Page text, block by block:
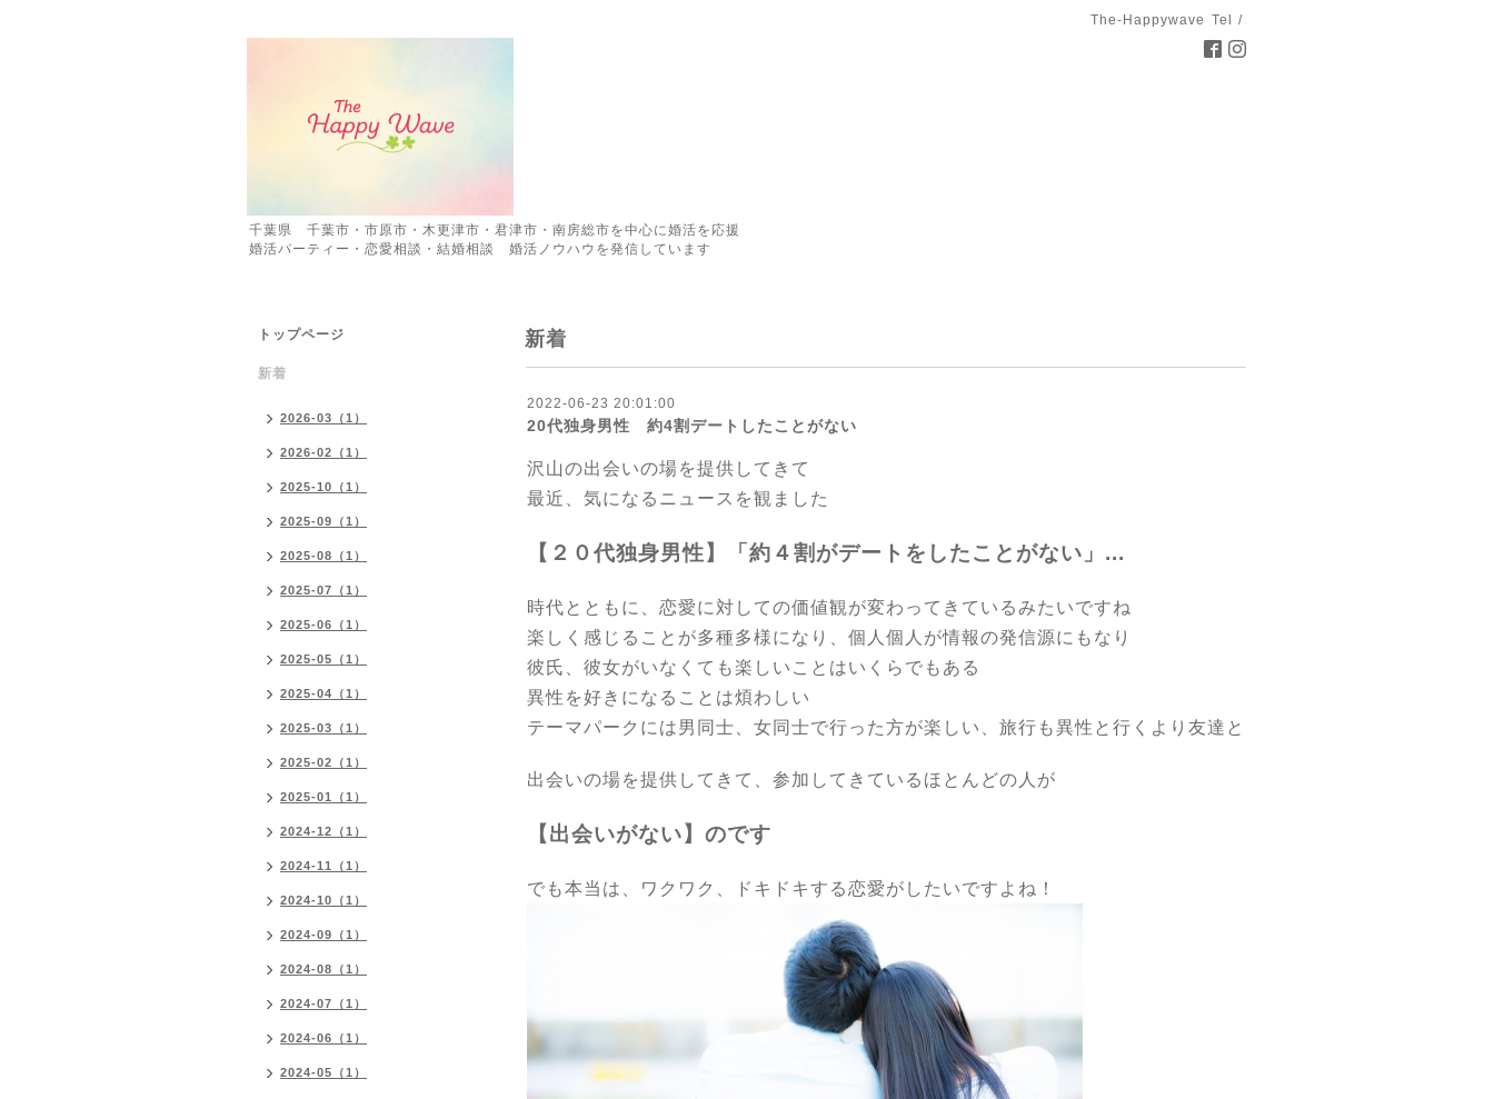
The-Happywave Tel /
千葉県 千葉市・市原市・木更津市・君津市・南房総市を中心に婚活を応援
婚活パーティー・恋愛相談・結婚相談 婚活ノウハウを発信しています
新着
2022-06-23 20:01:00
20代独身男性 約4割デートしたことがない
沢山の出会いの場を提供してきて
最近、気になるニュースを観ました
【２０代独身男性】「約４割がデートをしたことがない」...
時代とともに、恋愛に対しての価値観が変わってきているみたいですね
楽しく感じることが多種多様になり、個人個人が情報の発信源にもなり
彼氏、彼女がいなくても楽しいことはいくらでもある
異性を好きになることは煩わしい
テーマパークには男同士、女同士で行った方が楽しい、旅行も異性と行くより友達と
出会いの場を提供してきて、参加してきているほとんどの人が
【出会いがない】のです
でも本当は、ワクワク、ドキドキする恋愛がしたいですよね！
トップページ
新着
2026-03（1）
2026-02（1）
2025-10（1）
2025-09（1）
2025-08（1）
2025-07（1）
2025-06（1）
2025-05（1）
2025-04（1）
2025-03（1）
2025-02（1）
2025-01（1）
2024-12（1）
2024-11（1）
2024-10（1）
2024-09（1）
2024-08（1）
2024-07（1）
2024-06（1）
2024-05（1）